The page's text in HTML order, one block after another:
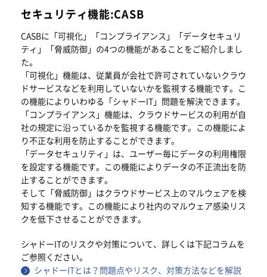
セキュリティ機能:CASB
CASBに「可視化」「コンプライアンス」「データセキュリ
ティ」「脅威防御」の4つの機能があることをご紹介しまし
た。
「可視化」機能は、従業員が会社で許可されていないクラウ
ドサービスなどを利用していないかを監視する機能です。こ
の機能によりいわゆる「シャドーIT」問題を解決できます。
「コンプライアンス」機能は、クラウドサービスの利用が自
社の規定に沿っているかを監視する機能です。この機能によ
り不正な利用を防止することができます。
「データセキュリティ」は、ユーザー毎にデータの利用権限
を設定する機能です。この機能によりデータの不正流出を防
止することができます。
そして「脅威防御」はクラウドサービス上のマルウェアを検
知する機能です。この機能により社内のマルウェア感染リス
クを低下させることができます。
シャドーITのリスクや対策について、詳しくは下記コラムを
ご参照ください。
シャドーITとは？問題点やリスク、対策方法などを解説